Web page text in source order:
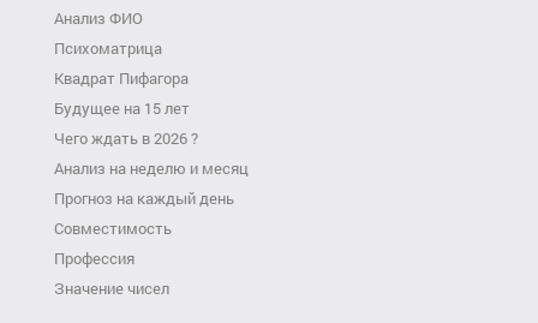
Анализ ФИО
Психоматрица
Квадрат Пифагора
Будущее на 15 лет
Чего ждать в 2026 ?
Анализ на неделю и месяц
Прогноз на каждый день
Совместимость
Профессия
Значение чисел